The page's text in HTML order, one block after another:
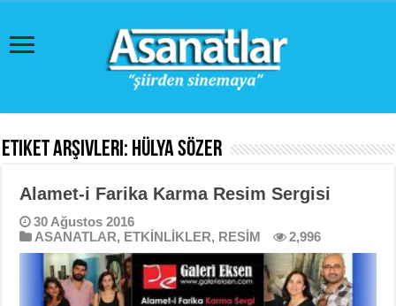
Etiket Arşivleri: Hülya Sözer
Alamet-i Farika Karma Resim Sergisi
30 Ağustos 2016
ASANATLAR, ETKİNLİKLER, RESİM 2,996